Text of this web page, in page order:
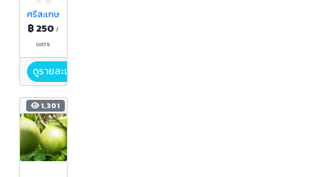
ศรีสะเกษ
฿ 250/
เมตร
ดูรายละเอียด
1,301